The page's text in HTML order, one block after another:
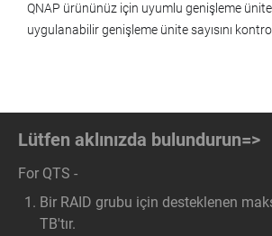
QNAP ürününüz için uyumlu genişleme
uygulanabilir genişleme ünite sayısını
Lütfen aklınızda bulundurun=>
For QTS -
Bir RAID grubu için desteklenen
TB'tır.